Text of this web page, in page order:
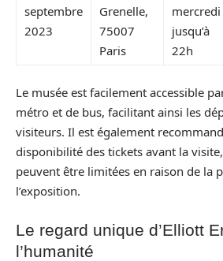
septembre
2023
Grenelle,
75007
Paris
mercredi
jusqu’à
22h
Le musée est facilement accessible
métro et de bus, facilitant ainsi les
visiteurs. Il est également
disponibilité des tickets avant la
peuvent être limitées en raison de la
l’exposition.
Le regard unique d’Elliott
l’humanité